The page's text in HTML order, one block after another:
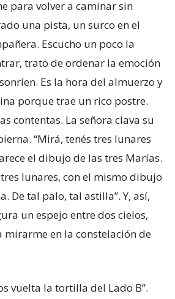
para volver a caminar sin
una pista, un surco en el
Escucho un poco la
trato de ordenar la emoción
Es la hora del almuerzo y
porque trae un rico postre.
contentas. La señora clava su
“Mirá, tenés tres lunares
el dibujo de las tres Marías.
lunares, con el mismo dibujo
De tal palo, tal astilla”. Y, así,
un espejo entre dos cielos,
mirarme en la constelación de
vuelta la tortilla del Lado B”.